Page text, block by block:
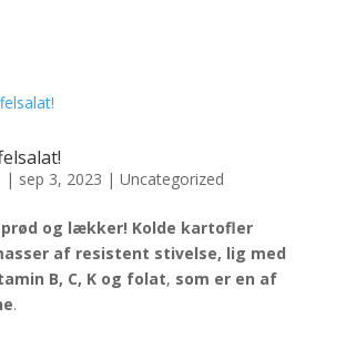
| sep 3, 2023 | Uncategorized
og lækker! Kolde kartofler
af resistent stivelse, lig med
B, C, K og folat, som er en af
.